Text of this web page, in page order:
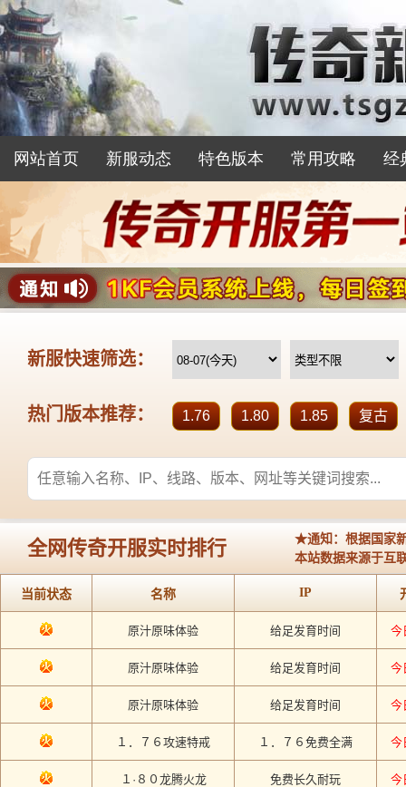
网站首页 新服动态 特色版本 常用攻略 经